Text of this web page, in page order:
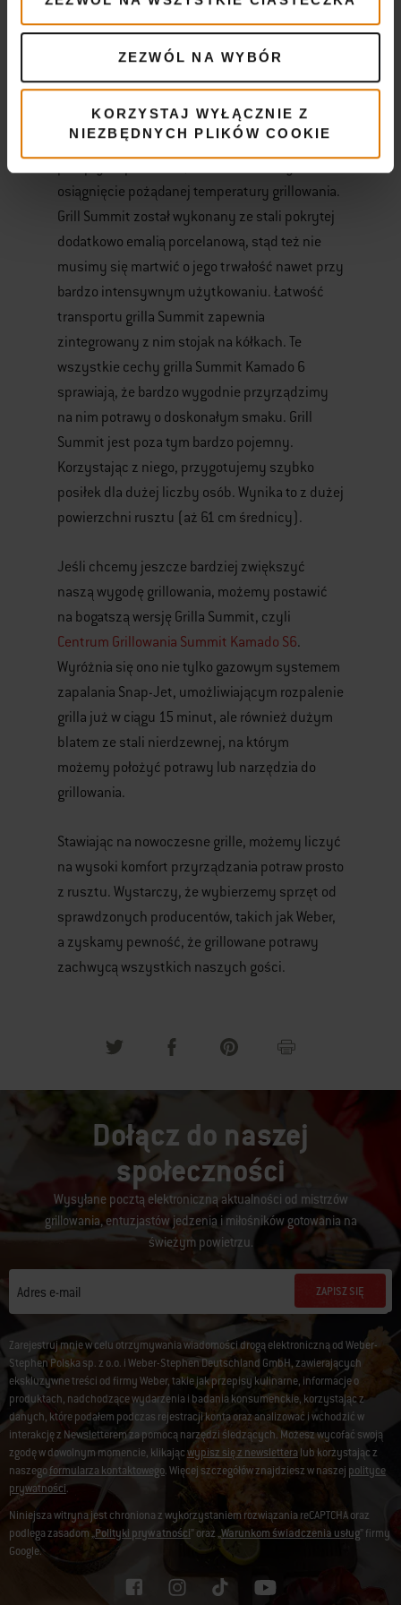
ZEZWÓL NA WYBÓR
KORZYSTAJ WYŁĄCZNIE Z
NIEZBĘDNYCH PLIKÓW COOKIE
temperatury możemy łatwo sprawdzić,
korzystając z termometru wbudowanego w
pokrywę grilla. Ponadto wbudowana w grill
przepustnica Rapidfire pozwala na zwiększenie
osiągnięcie pożądanej temperatury grillowania.
Grill Summit został wykonany ze stali pokrytej
dodatkowo emalią porcelanową, stąd też nie
musimy się martwić o jego trwałość nawet przy
bardzo intensywnym użytkowaniu. Łatwość
transportu grilla Summit zapewnia
zintegrowany z nim stojak na kółkach. Te
wszystkie cechy grilla Summit Kamado 6
sprawiają, że bardzo wygodnie przyrządzimy
na nim potrawy o doskonałym smaku. Grill
Summit jest poza tym bardzo pojemny.
Korzystając z niego, przygotujemy szybko
posiłek dla dużej liczby osób. Wynika to z dużej
powierzchni rusztu (aż 61 cm średnicy).
Jeśli chcemy jeszcze bardziej zwiększyć
naszą wygodę grillowania, możemy postawić
na bogatszą wersję Grilla Summit, czyli
Centrum Grillowania Summit Kamado S6.
Wyróżnia się ono nie tylko gazowym systemem
zapalania Snap-Jet, umożliwiającym rozpalenie
grilla już w ciągu 15 minut, ale również dużym
blatem ze stali nierdzewnej, na którym
możemy położyć potrawy lub narzędzia do
grillowania.
Stawiając na nowoczesne grille, możemy liczyć
na wysoki komfort przyrządzania potraw prosto
z rusztu. Wystarczy, że wybierzemy sprzęt od
sprawdzonych producentów, takich jak Weber,
a zyskamy pewność, że grillowane potrawy
zachwycą wszystkich naszych gości.
Dołącz do naszej
społeczności
Wysyłane pocztą elektroniczną aktualności od mistrzów
grillowania, entuzjastów jedzenia i miłośników gotowania na
świeżym powietrzu.
Adres e-mail ZAPISZ SIĘ
Zarejestruj mnie w celu otrzymywania wiadomości drogą elektroniczną od Weber-
Stephen Polska sp. z o.o. i Weber-Stephen Deutschland GmbH, zawierających
ekskluzywne treści od firmy Weber, takie jak przepisy kulinarne, informacje o
produktach, nadchodzące wydarzenia i badania konsumenckie, korzystając z
danych, które podałem podczas rejestracji konta oraz analizować i wchodzić w
interakcję z Newsletterem za pomocą narzędzi śledzących. Możesz wycofać swoją
zgodę w dowolnym momencie, klikającwypisz się z newslettera lub korzystając z
naszegoformularza kontaktowego. Więcej szczegółów znajdziesz w naszej polityce
prywatności.
Niniejsza witryna jest chroniona z wykorzystaniem rozwiązania reCAPTCHA oraz
podlega zasadom „Polityki prywatności” oraz „Warunkom świadczenia usług” firmy
Google.